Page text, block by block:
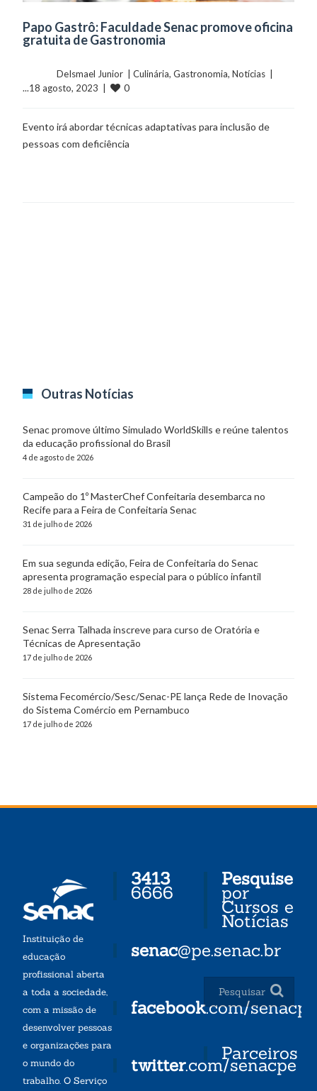
Papo Gastrô: Faculdade Senac promove oficina
gratuita de Gastronomia
	    	DeIsmael Junior  |
Culinária, Gastronomia, Notícias
...18 agosto, 2023  |
0
Evento irá abordar técnicas adaptativas para inclusão de
pessoas com deficiência
Outras Notícias
Senac promove último Simulado WorldSkills e reúne talentos
da educação profissional do Brasil
4 de agosto de 2026
Campeão do 1º MasterChef Confeitaria desembarca no
Recife para a Feira de Confeitaria Senac
31 de julho de 2026
Em sua segunda edição, Feira de Confeitaria do Senac
apresenta programação especial para o público infantil
28 de julho de 2026
Senac Serra Talhada inscreve para curso de Oratória e
Técnicas de Apresentação
17 de julho de 2026
Sistema Fecomércio/Sesc/Senac-PE lança Rede de Inovação
do Sistema Comércio em Pernambuco
17 de julho de 2026
Instituição de
educação
profissional aberta
a toda a sociedade,
com a missão de
desenvolver pessoas
e organizações para
o mundo do
trabalho. O Serviço
3413
6666
senac@pe.senac.br
facebook.com/senacpe
twitter.com/senacpe
Pesquise
por
Cursos e
Notícias
Parceiros